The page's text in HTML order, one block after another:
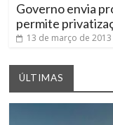
Governo envia
permite
13 de março de 2013
ÚLTIMAS